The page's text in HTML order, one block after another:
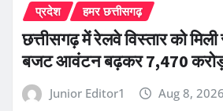
प्रदेश हमर छत्तीसगढ़
छत्तीसगढ़ में रेलवे विस्तार को मिली
बजट आवंटन बढ़कर 7,470
Junior Editor1 Aug 8, 2026